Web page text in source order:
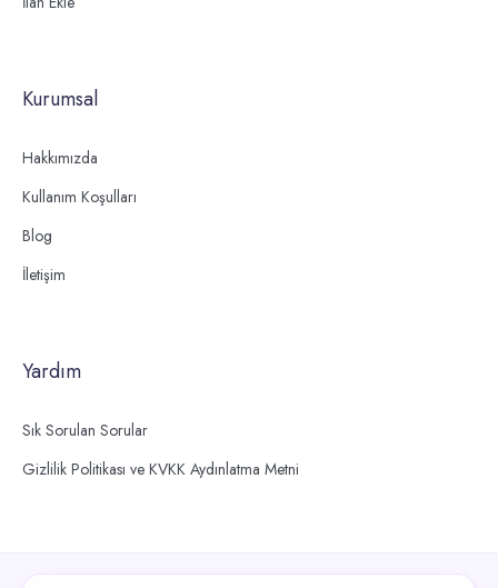
Kurumsal
Hakkımızda
Kullanım Koşulları
Blog
İletişim
Yardım
Sık Sorulan Sorular
Gizlilik Politikası ve KVKK Aydınlatma Metni